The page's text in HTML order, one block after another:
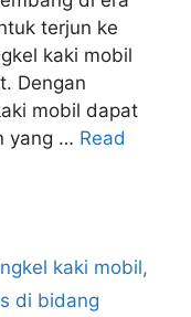
terjun ke
kaki mobil
Dengan
mobil dapat
yang … Read
kaki mobil,
di bidang